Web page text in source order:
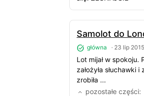
Samolot do
główna · 23 lip 2015
Lot mijał w spokoju.
założyła słuchawki
zrobiła ...
pozostałe części